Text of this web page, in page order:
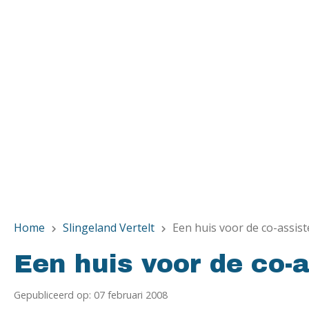
Home chevron_right Slingeland Vertelt chevron_right Een huis voor de co-
Een huis voor de co-
Gepubliceerd op: 07 februari 2008